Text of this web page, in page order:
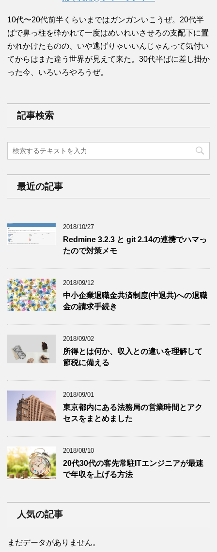
10代〜20代前半くらいまではガンガンいこうぜ。20代半
ばで鼻っ柱を砕かれて一度はめいれいさせろの支配下に置
かれかけたものの、いや逃げりゃいいんじゃんって気付い
てからはまた違う世界が見えて来た。30代半ばに差し掛か
った今、いろいろやろうぜ。
記事検索
最近の記事
2018/10/27
Redmine 3.2.3 と git 2.14の連携でハマっ
たので対策メモ
2018/09/12
中小企業退職金共済制度(中退共)への退職
金の請求手続き
2018/09/02
所得とは何か、収入との違いを理解して
節税に備える
2018/09/01
東京都内にある法務局の営業時間とアク
セスをまとめました
2018/08/10
20代30代の客先常駐ITエンジニアが最速
で年収を上げる方法
人気の記事
まだデータがありません。